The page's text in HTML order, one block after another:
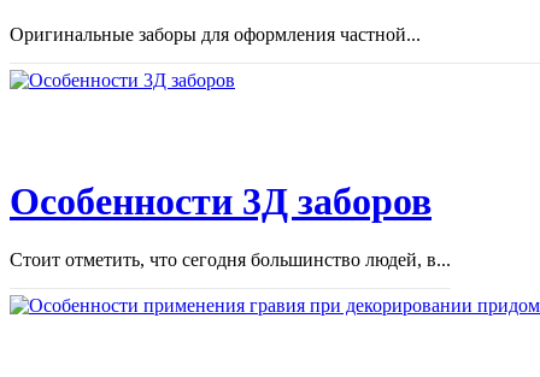
Оригинальные заборы для оформления частной...
Особенности 3Д заборов
Стоит отметить, что сегодня большинство людей, в...